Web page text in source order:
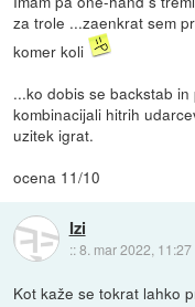
za trole ...zaenkrat sem
komer koli
...ko dobis se backstab
kombinacijali hitrih
uzitek igrat.
ocena 11/10
Izi
::8. mar 2022, 11:27
Kot kaže se tokrat lahko